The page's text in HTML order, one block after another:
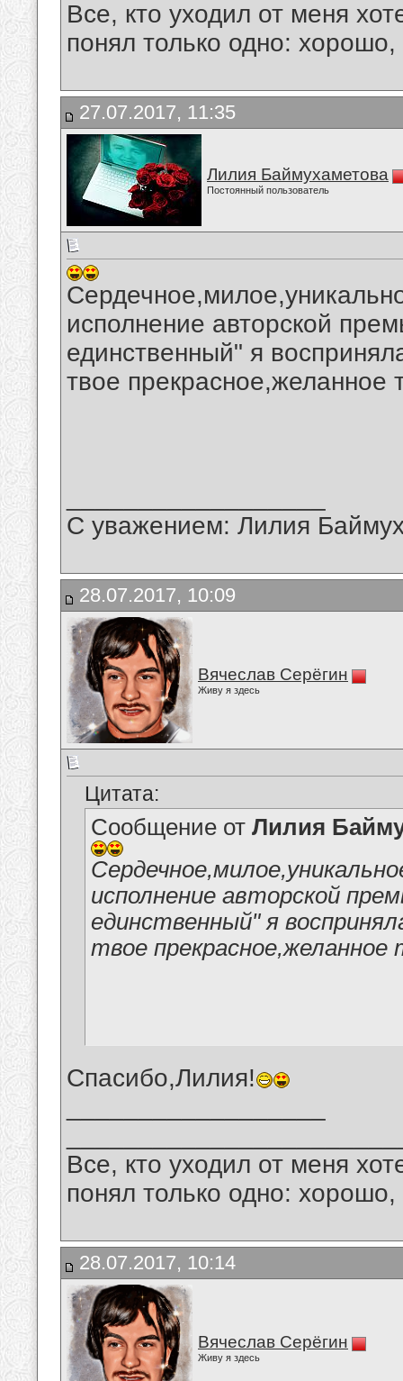
Все, кто уходил от меня
понял только одно:
27.07.2017, 11:35
Лилия Баймухаметова
Постоянный пользователь
исполнение авторской
единственный" я
твое прекрасное,желанное
С уважением: Лилия
28.07.2017, 10:09
Вячеслав Серёгин
Живу я здесь
Цитата:
Сообщение от Лилия
исполнение авторской
единственный" я
твое
Спасибо,Лилия!
Все, кто уходил от меня
понял только одно:
28.07.2017, 10:14
Вячеслав Серёгин
Живу я здесь